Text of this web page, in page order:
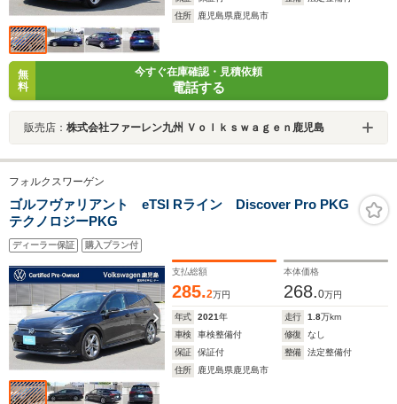
住所
鹿児島県鹿児島市
無
料
今すぐ在庫確認・見積依頼
電話する
販売店： 株式会社ファーレン九州 Ｖｏｌｋｓｗａｇｅｎ鹿児島
フォルクスワーゲン
ゴルフヴァリアント eTSI Rライン Discover Pro PKG
テクノロジーPKG
ディーラー保証 購入プラン付
支払総額
285.2万円
本体価格
268.0万円
年式 2021年 走行 1.8万km
車検
車検整備付 修復
なし
保証
保証付 整備
法定整備付
住所
鹿児島県鹿児島市